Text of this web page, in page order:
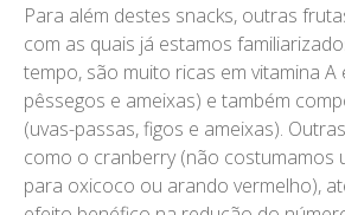
Para além destes snacks, outras
com as quais já estamos
tempo, são muito ricas em vitamina A
pêssegos e ameixas) e também
(uvas-passas, figos e ameixas).
como o cranberry (não costumamos
para oxicoco ou arando vermelho),